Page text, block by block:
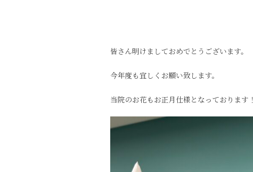
皆さん明けましておめでとうございます。
今年度も宜しくお願い致します。
当院のお花もお正月仕様となっております！